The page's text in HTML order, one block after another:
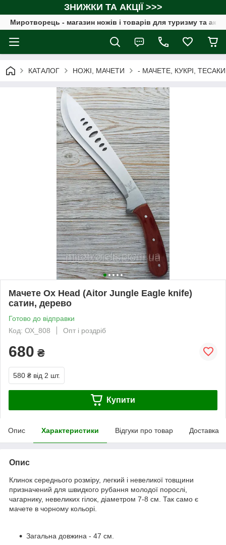
ЗНИЖКИ ТА АКЦІЇ >>>
Миротворець - магазин ножів і товарів для туризму та
КАТАЛОГ НОЖІ, МАЧЕТИ - МАЧЕТЕ, КУКРІ, ТЕСАКИ
Мачете Ox Head (Aitor Jungle Eagle knife)
сатин, дерево
Готово до відправки
Код: ОХ_808
Опт і роздріб
680 ₴
580 ₴ від 2 шт.
Купити
Опис Характеристики Відгуки про товар Доставка
Опис
Клинок середнього розміру, легкий і невеликої товщини
призначений для швидкого рубання молодої порослі,
чагарнику, невеликих гілок, діаметром 7-8 см. Так само є
мачете в чорному кольорі.
Загальна довжина - 47 см.